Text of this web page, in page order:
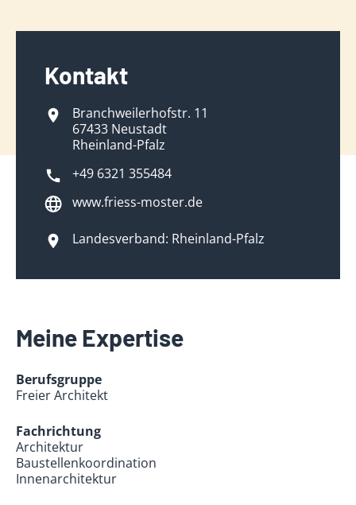
Kontakt
Branchweilerhofstr. 11
67433 Neustadt
Rheinland-Pfalz
+49 6321 355484
www.friess-moster.de
Landesverband: Rheinland-Pfalz
Meine Expertise
Berufsgruppe
Freier Architekt
Fachrichtung
Architektur
Baustellenkoordination
Innenarchitektur